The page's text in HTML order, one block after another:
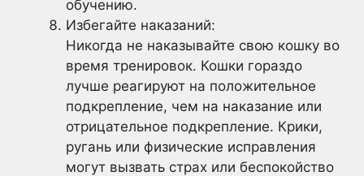
обучению.
Избегайте наказаний:
Никогда не наказывайте свою кошку во
время тренировок. Кошки гораздо
лучше реагируют на положительное
подкрепление, чем на наказание или
отрицательное подкрепление. Крики,
ругань или физические исправления
могут вызвать страх или беспокойство